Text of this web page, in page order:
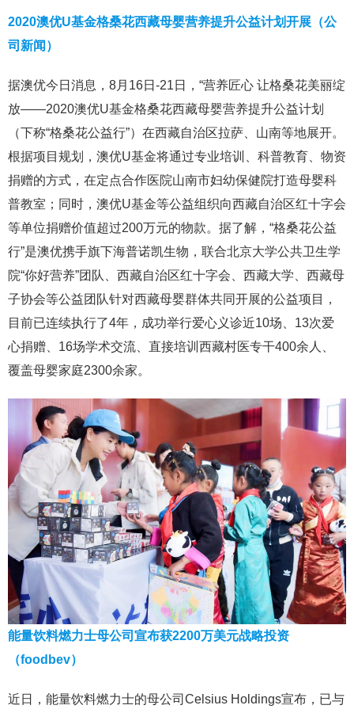
2020澳优U基金格桑花西藏母婴营养提升公益计划开展（公
司新闻）
据澳优今日消息，8月16日-21日，“营养匠心 让格桑花美丽绽
放——2020澳优U基金格桑花西藏母婴营养提升公益计划
（下称“格桑花公益行”）在西藏自治区拉萨、山南等地展开。
根据项目规划，澳优U基金将通过专业培训、科普教育、物资
捐赠的方式，在定点合作医院山南市妇幼保健院打造母婴科
普教室；同时，澳优U基金等公益组织向西藏自治区红十字会
等单位捐赠价值超过200万元的物款。据了解，“格桑花公益
行”是澳优携手旗下海普诺凯生物，联合北京大学公共卫生学
院“你好营养”团队、西藏自治区红十字会、西藏大学、西藏母
子协会等公益团队针对西藏母婴群体共同开展的公益项目，
目前已连续执行了4年，成功举行爱心义诊近10场、13次爱
心捐赠、16场学术交流、直接培训西藏村医专干400余人、
覆盖母婴家庭2300余家。
能量饮料燃力士母公司宣布获2200万美元战略投资
（foodbev）
近日，能量饮料燃力士的母公司Celsius Holdings宣布，已与